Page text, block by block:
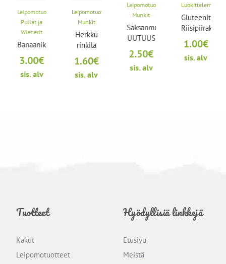
Leipomotuotteet
Pullat ja
Wienerit
Banaanikermaviineri
3.00€
sis. alv
Leipomotuotteet
Munkit
Herkku
rinkilä
1.60€
sis. alv
Leipomotuotteet
Munkit
Saksanmunkki
UUTUUS
2.50€
sis. alv
Luokittelematon
Gluteeniton
Riisipiirakka
1.00€
sis. alv
Tuotteet
Kakut
Leipomotuotteet
Hyödyllisiä linkkejä
Etusivu
Meistä